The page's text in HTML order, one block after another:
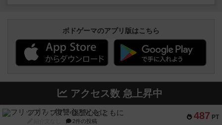
ボドゲーマのアプリ版はこちら
アクセス数 急上昇中
487 PT
フリップ７：復讐心とともに
2件の投稿